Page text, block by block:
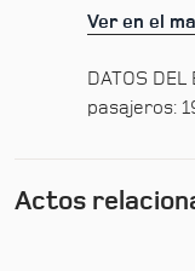
Ver en el
DATOS
pasajeros:
Actos